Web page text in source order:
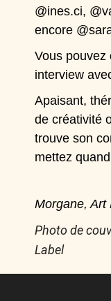
@ines.ci,
encore
Vous pouvez
interview
Apaisant,
de créativité
trouve son
mettez
Morgane, Art
Photo de
Label